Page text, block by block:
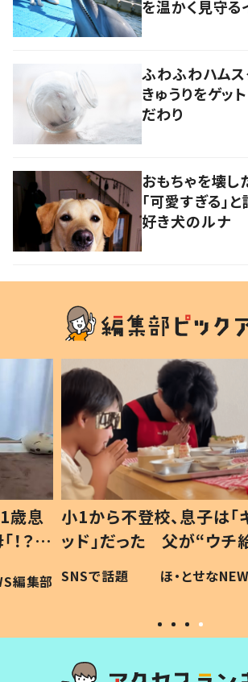
を温かく見守る
ふわふわハムス
きゅうりをゲッ
だわり
おもちゃを壊
「可愛すぎる
好き犬のルナ
歳息
？」
編集部
小1から不登校、息子は「
ッド」だった 父が“ウチ
作り続ける理由とは #令
#令和の子
SNSで話題 ほ・とせな